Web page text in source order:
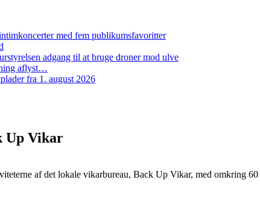
med fem publikumsfavoritter
adgang til at bruge droner mod ulve
aflyst…
fra 1. august 2026
Up Vikar
af det lokale vikarbureau, Back Up Vikar, med omkring